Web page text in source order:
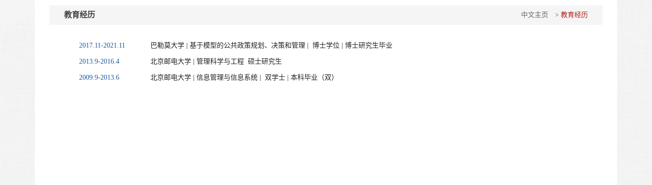
教育经历 中文主页 > 教育经历
2017.11-2021.11 巴勒莫大学 | 基于模型的公共政策规划、决策和管理 | 博士学位 | 博士研究生毕业
2013.9-2016.4 北京邮电大学 | 管理科学与工程 硕士研究生
2009.9-2013.6 北京邮电大学 | 信息管理与信息系统 | 双学士 | 本科毕业（双）